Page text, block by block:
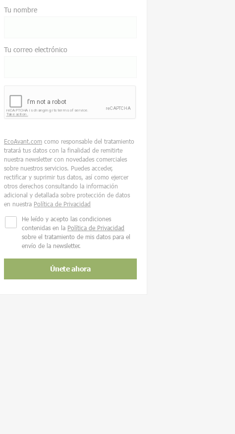
Tu nombre
Tu correo electrónico
EcoAvant.com como responsable del tratamiento
tratará tus datos con la finalidad de remitirte
nuestra newsletter con novedades comerciales
sobre nuestros servicios. Puedes acceder,
rectificar y suprimir tus datos, así como ejercer
otros derechos consultando la información
adicional y detallada sobre protección de datos
en nuestra Política de Privacidad
He leído y acepto las condiciones
contenidas en la Política de Privacidad
sobre el tratamiento de mis datos para el
envío de la newsletter.